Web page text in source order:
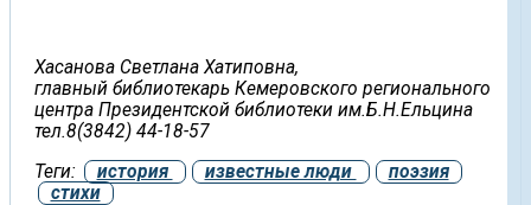
Хасанова Светлана Хатиповна,
главный библиотекарь Кемеровского регионального
центра Президентской библиотеки им.Б.Н.Ельцина
тел.8(3842) 44-18-57
Теги:
история известные люди
поэзия
стихи